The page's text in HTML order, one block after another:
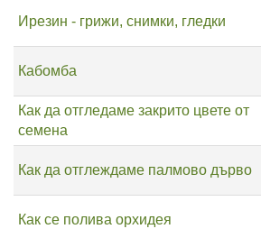
Ирезин - грижи, снимки, гледки
Кабомба
Как да отгледаме закрито цвете от
семена
Как да отглеждаме палмово дърво
Как се полива орхидея